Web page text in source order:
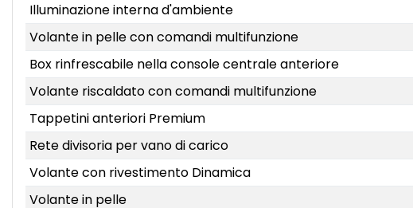
Illuminazione interna d'ambiente
Volante in pelle con comandi multifunzione
Box rinfrescabile nella console centrale anteriore
Volante riscaldato con comandi multifunzione
Tappetini anteriori Premium
Rete divisoria per vano di carico
Volante con rivestimento Dinamica
Volante in pelle